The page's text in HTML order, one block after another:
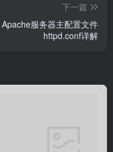
下一篇
Apache服务器主配置文件
httpd.conf详解